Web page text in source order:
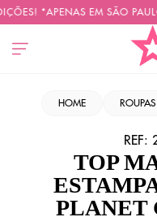
*APENAS EM SÃO PAULO
HOME
REF:
TOP
PLANET